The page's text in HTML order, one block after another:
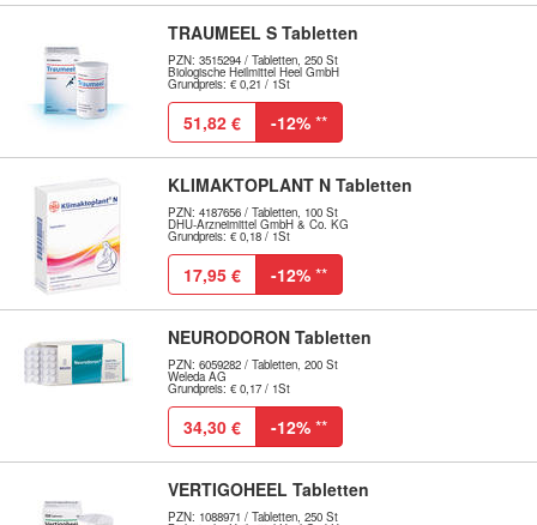
TRAUMEEL S Tabletten
PZN: 3515294 / Tabletten, 250 St
Biologische Heilmittel Heel GmbH
Grundpreis: € 0,21 / 1St
51,82 € -12% **
KLIMAKTOPLANT N Tabletten
PZN: 4187656 / Tabletten, 100 St
DHU-Arzneimittel GmbH & Co. KG
Grundpreis: € 0,18 / 1St
17,95 € -12% **
NEURODORON Tabletten
PZN: 6059282 / Tabletten, 200 St
Weleda AG
Grundpreis: € 0,17 / 1St
34,30 € -12% **
VERTIGOHEEL Tabletten
PZN: 1088971 / Tabletten, 250 St